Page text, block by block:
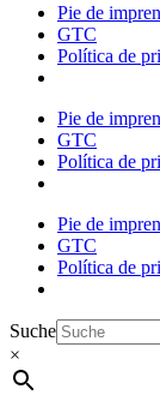
Pie de
GTC
Política de
Pie de
GTC
Política de
Pie de
GTC
Política de
Suche
×